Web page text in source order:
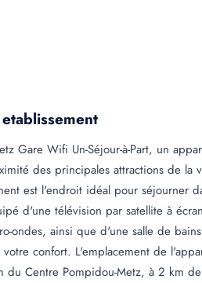
Gare Wifi Un-Séjour-à-Part, un
des principales attractions de la
est l'endroit idéal pour séjourner
d'une télévision par satellite à
ondes, ainsi que d'une salle de
confort. L'emplacement de
du Centre Pompidou-Metz, à 2 km